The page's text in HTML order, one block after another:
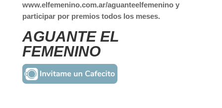
www.elfemenino.com.ar/aguanteelfemenino y
participar por premios todos los meses.
AGUANTE EL
FEMENINO